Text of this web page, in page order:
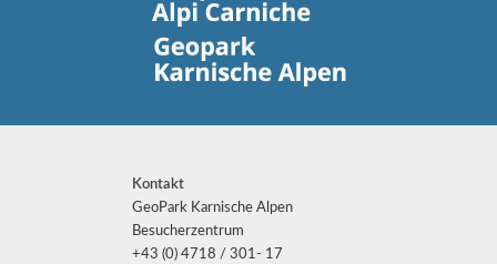
Kontakt
GeoPark Karnische Alpen
Besucherzentrum
+43 (0) 4718 / 301- 17